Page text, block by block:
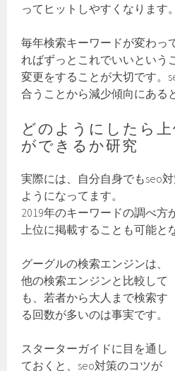
ってヒットしやすくなります。
毎年検索キーワードが変わっ
ればずっとこれでいいという
変更をすることが大切です。
合うことから減少傾向にある
どのようにしたら
ができるか研究
実際には、自分自身でもseo
ようになってます。
2019年のキーワードの調べ方
上位に掲載することも可能と
グーグルの検索エンジンは、
他の検索エンジンと比較して
も、若者から大人まで検索す
る回数が多いのは事実です。
スターターガイドに目を通し
ておくと、seo対策のコツが